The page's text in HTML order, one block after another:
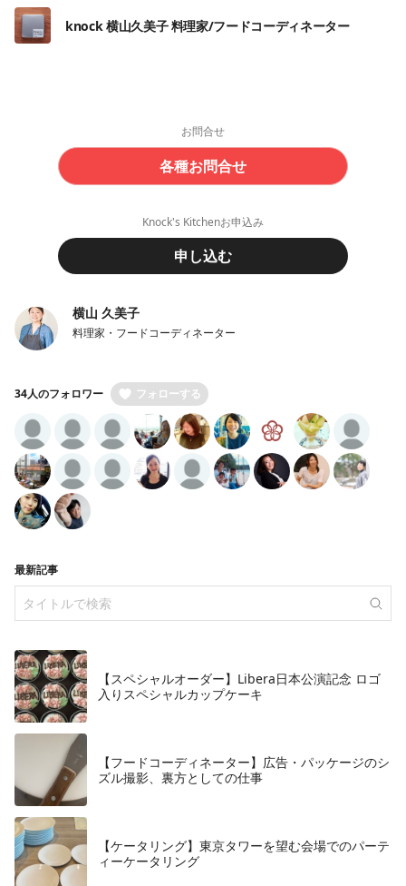
knock 横山久美子 料理家/フードコーディネーター
お問合せ
各種お問合せ
Knock's Kitchenお申込み
申し込む
横山 久美子
料理家・フードコーディネーター
34人のフォロワー フォローする
最新記事
【スペシャルオーダー】Libera日本公演記念 ロゴ
入りスペシャルカップケーキ
【フードコーディネーター】広告・パッケージのシ
ズル撮影、裏方としての仕事
【ケータリング】東京タワーを望む会場でのパーテ
ィーケータリング